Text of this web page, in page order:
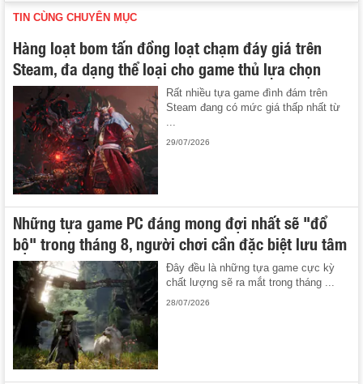
TIN CÙNG CHUYÊN MỤC
Hàng loạt bom tấn đồng loạt chạm đáy giá trên
Steam, đa dạng thể loại cho game thủ lựa chọn
Rất nhiều tựa game đình đám trên
Steam đang có mức giá thấp nhất từ
29/07/2026
Những tựa game PC đáng mong đợi nhất sẽ "đổ
bộ" trong tháng 8, người chơi cần đặc biệt lưu tâm
Đây đều là những tựa game cực kỳ
chất lượng sẽ ra mắt trong tháng ...
28/07/2026